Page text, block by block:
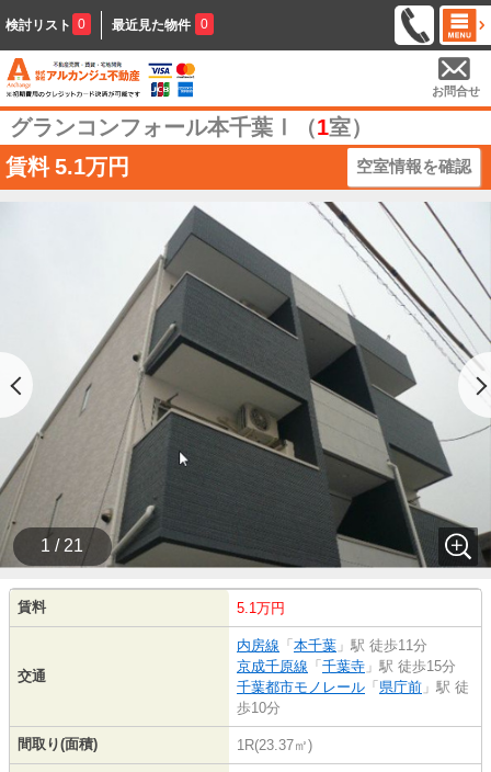
検討リスト 0 最近見た物件 0
お問合せ
グランコンフォール本千葉Ⅰ（1室）
賃料 5.1万円 空室情報を確認
1 / 21
賃料 5.1万円
交通
内房線 「 本千葉 」駅 徒歩11分
京成千原線 「 千葉寺 」駅 徒歩15分
千葉都市モノレール 「 県庁前 」駅 徒
歩10分
間取り(面積) 1R(23.37㎡)